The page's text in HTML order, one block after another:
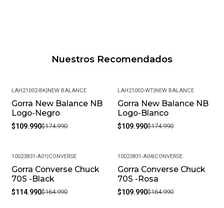
Nuestros Recomendados
-37%
LAH21002-BK| NEW BALANCE
Gorra New Balance NB
Logo-Negro
$109.990$174.990
-37%
LAH21002-WT NEW BALANCE
Gorra New Balance NB
Logo-Blanco
$109.990$174.990
-30%
10023831-A01 CONVERSE
Gorra Converse Chuck
70S -Black
$114.990$164.990
-33%
10023831-A04 CONVERSE
Gorra Converse Chuck
70S -Rosa
$109.990$164.990